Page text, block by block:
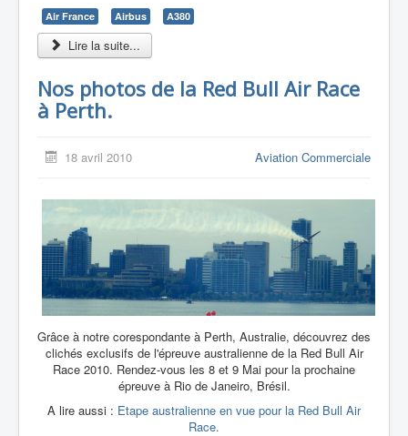
Air France Airbus A380
Lire la suite...
Nos photos de la Red Bull Air Race
à Perth.
18 avril 2010 Aviation Commerciale
Grâce à notre corespondante à Perth, Australie, découvrez des
clichés exclusifs de l'épreuve australienne de la Red Bull Air
Race 2010. Rendez-vous les 8 et 9 Mai pour la prochaine
épreuve à Rio de Janeiro, Brésil.
A lire aussi : Etape australienne en vue pour la Red Bull Air
Race.